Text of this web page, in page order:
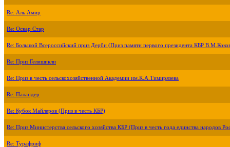
Re: Аль Амир
Re: Оскар Стар
Re: Большой Всероссийский приз Дерби (Приз памяти первого президента КБР
Re: Приз Гелишикли
Re: Приз в честь сельскохозяйственной Академии им.К.А.Тимирязева
Re: Паландер
Re: Кубок Майлеров (Приз в честь КБР)
Re: Приз Министерства сельского хозяйства КБР (Приз в честь года единства народов
Re: Турафриф